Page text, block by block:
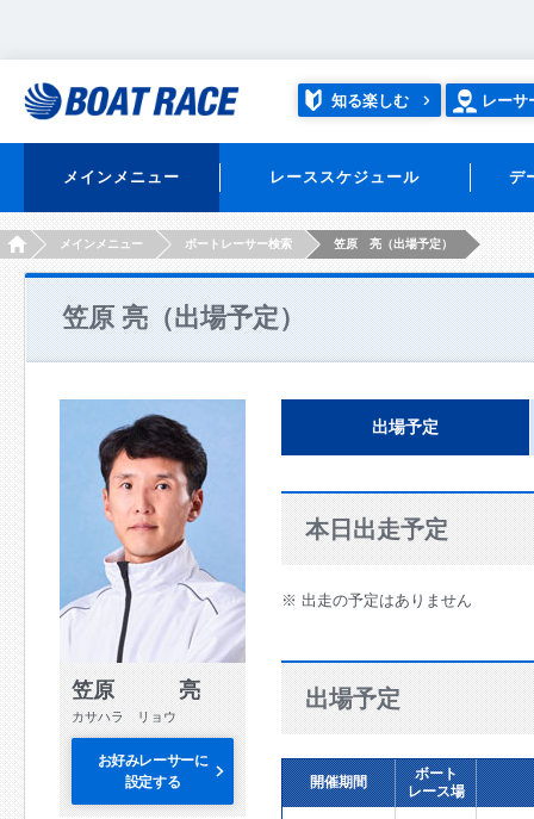
知る楽しむ レーサ
メインメニュー レーススケジュール デ
HOMEメインメニュー ボートレーサー検索 笠原 亮（出場予定）
笠原 亮（出場予定）
笠原 亮
カサハラ リョウ
お好みレーサーに
設定する
出場予定
本日出走予定
※ 出走の予定はありません
出場予定
開催期間
ボート
レース場